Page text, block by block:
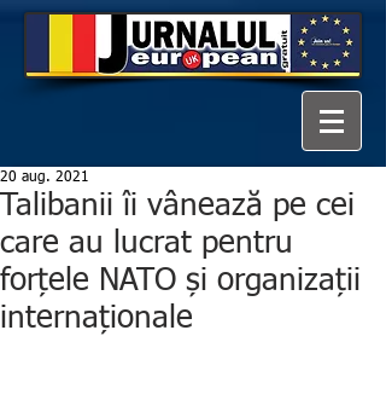
Talibanii îi vânează pe cei
care au lucrat pentru
forțele NATO și organizații
internaționale
20 aug. 2021